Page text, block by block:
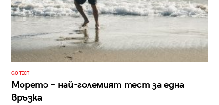
GO ТЕСТ
Морето – най-големият тест за една
връзка